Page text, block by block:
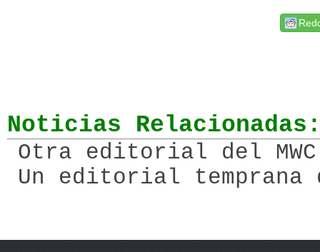
Noticias
Otra editorial del MWC
Un editorial temprana